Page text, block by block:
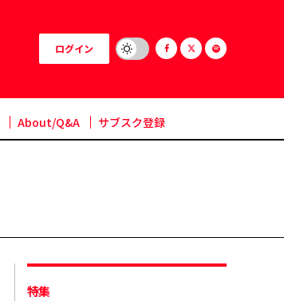
ログイン
About/Q&A サブスク登録
特集